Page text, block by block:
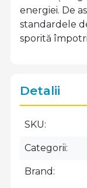
energiei. De
standardele
sporită
Detalii
SKU
Categorii
Brand